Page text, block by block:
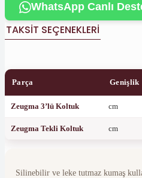
WhatsApp Canlı
TAKSIT SEÇENEKLERI
Parça Genişlik
Zeugma 3’lü Koltuk cm
Zeugma Tekli Koltuk cm
Silinebilir ve leke tutmaz kumaş